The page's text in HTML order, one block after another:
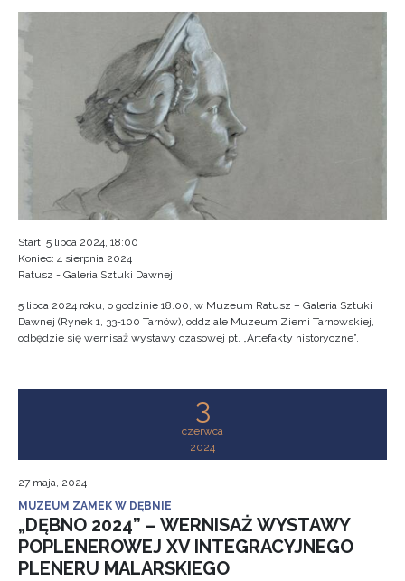
Start: 5 lipca 2024, 18:00
Koniec: 4 sierpnia 2024
Ratusz - Galeria Sztuki Dawnej
5 lipca 2024 roku, o godzinie 18.00, w Muzeum Ratusz – Galeria Sztuki
Dawnej (Rynek 1, 33-100 Tarnów), oddziale Muzeum Ziemi Tarnowskiej,
odbędzie się wernisaż wystawy czasowej pt. „Artefakty historyczne”.
3
czerwca
2024
27 maja, 2024
MUZEUM ZAMEK W DĘBNIE
„DĘBNO 2024” – WERNISAŻ WYSTAWY
POPLENEROWEJ XV INTEGRACYJNEGO
PLENERU MALARSKIEGO